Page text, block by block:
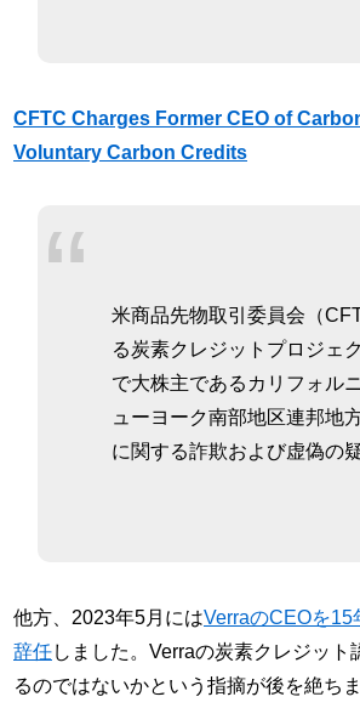
CFTC Charges Former CEO of
Voluntary Carbon Credits
米商品先物取引委員会（
る炭素クレジットプロジェ
で大株主であるカリフォル
ューヨーク南部地区連邦地
に関する詐欺および虚偽の
他方、2023年5月にはVerraのCEOを
辞任しました。Verraの炭素クレジッ
るのではないかという指摘が後を絶ちま